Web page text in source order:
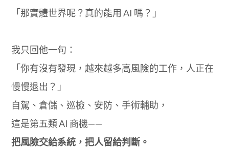
「那實體世界呢？真的能用 AI 嗎？」
我只回他一句：
「你有沒有發現，越來越多高風險的工作，人正在
慢慢退出？」
自駕、倉儲、巡檢、安防、手術輔助，
這是第五類 AI 商機——
把風險交給系統，把人留給判斷。